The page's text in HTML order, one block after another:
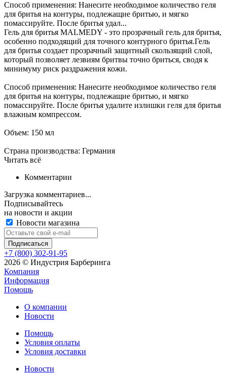
Способ применения: Нанесите необходимое количество геля
для бритья на контуры, подлежащие бритью, и мягко
помассируйте. После бритья удал...
Гель для бритья MALMEDY - это прозрачный гель для бритья,
особенно подходящий для точного контурного бритья.Гель
для бритья создает прозрачный защитный скользящий слой,
который позволяет лезвиям бритвы точно бриться, сводя к
минимуму риск раздражения кожи.
Способ применения: Нанесите необходимое количество геля
для бритья на контуры, подлежащие бритью, и мягко
помассируйте. После бритья удалите излишки геля для бритья
влажным компрессом.
Объем: 150 мл
Страна производства: Германия
Читать всё
Комментарии
Загрузка комментариев...
Подписывайтесь
на новости и акции
Новости магазина
+7 (800) 302-91-95
2026 © Индустрия Барберинга
Компания
Информация
Помощь
О компании
Новости
Помощь
Условия оплаты
Условия доставки
Новости